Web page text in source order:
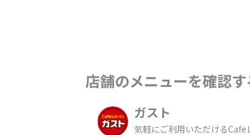
店舗のメニューを確認す
ガスト
気軽にご利用いただけるCafe